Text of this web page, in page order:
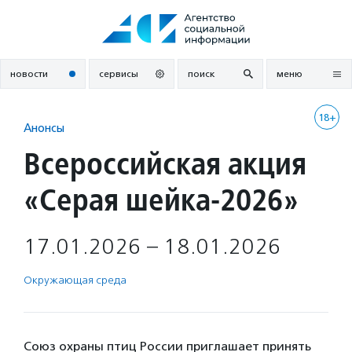
новости сервисы поиск меню
18+
Анонсы
Всероссийская акция
«Серая шейка-2026»
17.01.2026 – 18.01.2026
Окружающая среда
Союз охраны птиц России приглашает принять